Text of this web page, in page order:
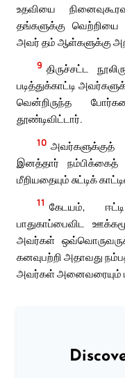
உதவியை
தங்களுக்கு
அவர் தம் ஆள்களுக்கு
9 திருச்சட்ட
படித்துக்காட்டி
வென்றிருந்த
தூண்டிவிட்டார்.
10 அவர்களுக்குத்
இனத்தார் நம்பிக்கைத்
மீறியதையும் சுட்டிக்
11 கேடயம்,
பாதுகாப்பைவிட
அவர்கள்
கனவுபற்றி அதாவது
அவர்கள் அனைவரையும்